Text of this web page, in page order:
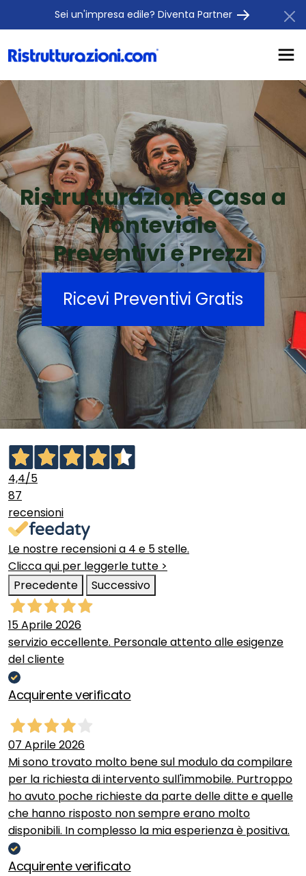
Sei un'impresa edile? Diventa Partner
Ristrutturazione Casa a
Monteviale
Preventivi e Prezzi
Ricevi Preventivi Gratis
4,4/5
87
recensioni
Le nostre recensioni a 4 e 5 stelle.
Clicca qui per leggerle tutte >
Precedente
Successivo
15 Aprile 2026
servizio eccellente. Personale attento alle esigenze
del cliente
Acquirente verificato
07 Aprile 2026
Mi sono trovato molto bene sul modulo da compilare
per la richiesta di intervento sull'immobile. Purtroppo
ho avuto poche richieste da parte delle ditte e quelle
che hanno risposto non sempre erano molto
disponibili. In complesso la mia esperienza è positiva.
Acquirente verificato